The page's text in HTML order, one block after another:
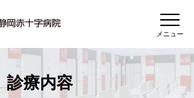
メニュー
診療内容